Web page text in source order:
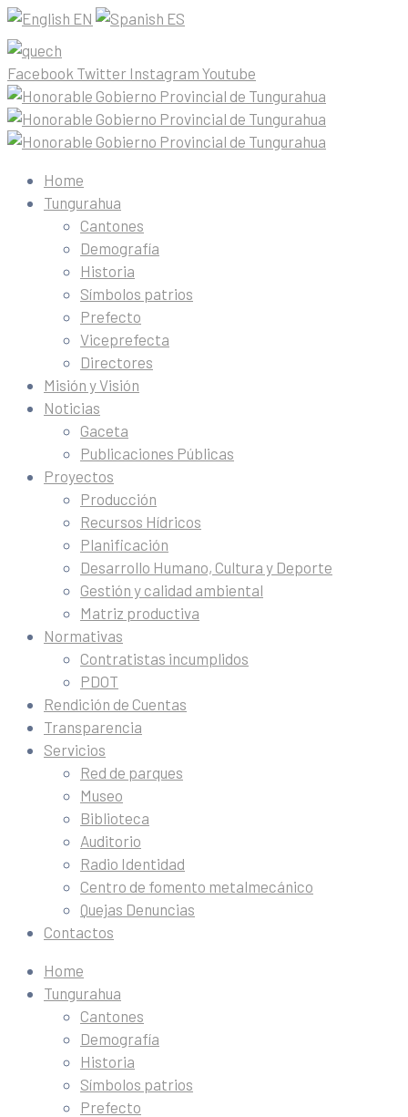
EN ES
Facebook Twitter Instagram Youtube
Home
Tungurahua
Cantones
Demografía
Historia
Símbolos patrios
Prefecto
Viceprefecta
Directores
Misión y Visión
Noticias
Gaceta
Publicaciones Públicas
Proyectos
Producción
Recursos Hídricos
Planificación
Desarrollo Humano, Cultura y Deporte
Gestión y calidad ambiental
Matriz productiva
Normativas
Contratistas incumplidos
PDOT
Rendición de Cuentas
Transparencia
Servicios
Red de parques
Museo
Biblioteca
Auditorio
Radio Identidad
Centro de fomento metalmecánico
Quejas Denuncias
Contactos
Home
Tungurahua
Cantones
Demografía
Historia
Símbolos patrios
Prefecto